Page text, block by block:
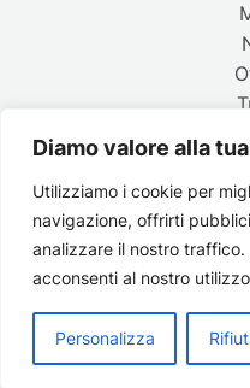
Diamo valore alla
Utilizziamo i cookie per
navigazione, offrirti
analizzare il nostro traffico.
acconsenti al nostro
Personalizza
Copyright © 2026
Salento - P.IVA